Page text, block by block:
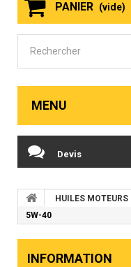
PANIER (vide)
MENU
Devis
HUILES MOTEURS
5W-40
INFORMATION